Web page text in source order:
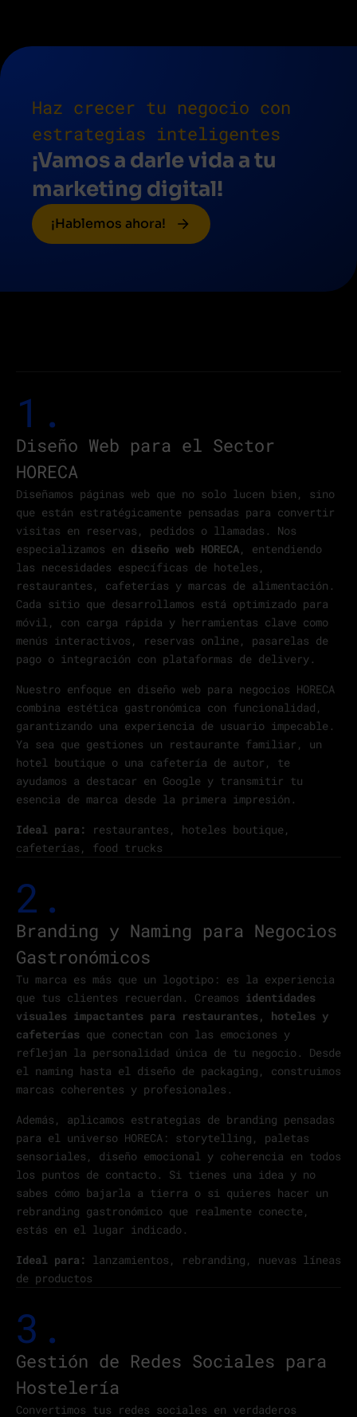
Haz crecer tu negocio con
estrategias inteligentes
¡Vamos a darle vida a tu
marketing digital!
¡Hablemos ahora!
1.
Diseño Web para el Sector
HORECA
Diseñamos páginas web que no solo lucen bien, sino
que están estratégicamente pensadas para convertir
visitas en reservas, pedidos o llamadas. Nos
especializamos en diseño web HORECA, entendiendo
las necesidades específicas de hoteles,
restaurantes, cafeterías y marcas de alimentación.
Cada sitio que desarrollamos está optimizado para
móvil, con carga rápida y herramientas clave como
menús interactivos, reservas online, pasarelas de
pago o integración con plataformas de delivery.
Nuestro enfoque en diseño web para negocios HORECA
combina estética gastronómica con funcionalidad,
garantizando una experiencia de usuario impecable.
Ya sea que gestiones un restaurante familiar, un
hotel boutique o una cafetería de autor, te
ayudamos a destacar en Google y transmitir tu
esencia de marca desde la primera impresión.
Ideal para:
restaurantes, hoteles boutique,
cafeterías, food trucks
2.
Branding y Naming para Negocios
Gastronómicos
Tu marca es más que un logotipo: es la experiencia
que tus clientes recuerdan. Creamos identidades
visuales impactantes para restaurantes, hoteles y
cafeterías que conectan con las emociones y
reflejan la personalidad única de tu negocio. Desde
el naming hasta el diseño de packaging, construimos
marcas coherentes y profesionales.
Además, aplicamos estrategias de branding pensadas
para el universo HORECA: storytelling, paletas
sensoriales, diseño emocional y coherencia en todos
los puntos de contacto. Si tienes una idea y no
sabes cómo bajarla a tierra o si quieres hacer un
rebranding gastronómico que realmente conecte,
estás en el lugar indicado.
Ideal para:
lanzamientos, rebranding, nuevas líneas
de productos
3.
Gestión de Redes Sociales para
Hostelería
Convertimos tus redes sociales en verdaderos